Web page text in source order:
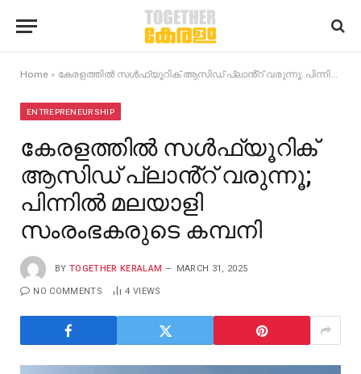
Home » കേരളത്തില്‍ സള്‍ഫ്യൂറിക് ആസിഡ് പ്ലാൻ്റ് വരുന്നൂ; പിന്നിൽ മലയാളി സംരംഭകരുടെ കമ്പനി
ENTREPRENEURSHIP
കേരളത്തില്‍ സള്‍ഫ്യൂറിക്
ആസിഡ് പ്ലാൻ്റ് വരുന്നൂ;
പിന്നിൽ മലയാളി
സംരംഭകരുടെ കമ്പനി
BY TOGETHER KERALAM MARCH 31, 2025
NO COMMENTS 4 VIEWS